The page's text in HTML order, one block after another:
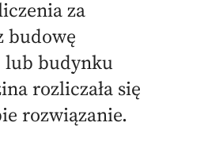
za
budowę
lub budynku
rozliczała się
rozwiązanie.